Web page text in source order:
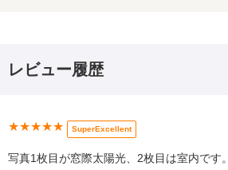
レビュー履歴
★★★★★ SuperExcellent
写真1枚目が窓際太陽光、2枚目は室内です。